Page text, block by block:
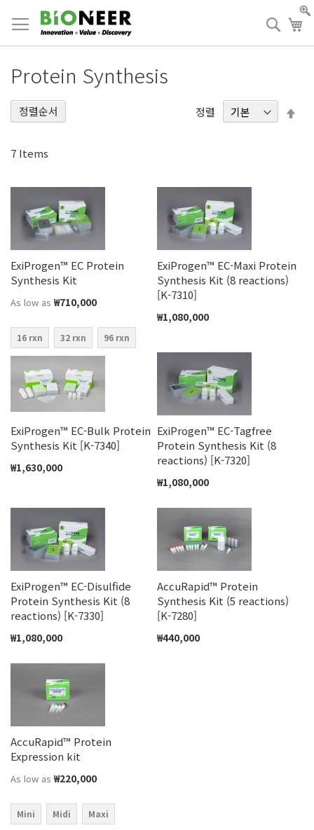
to
Content
검
색
Protein Synthesis
7 Items
정렬
ExiProgen™ EC Protein
Synthesis Kit
As low as ₩710,000
16 rxn 32 rxn 96 rxn
ExiProgen™ EC-Maxi Protein
Synthesis Kit (8 reactions)
[K-7310]
₩1,080,000
ExiProgen™ EC-Bulk Protein
Synthesis Kit [K-7340]
₩1,630,000
ExiProgen™ EC-Tagfree
Protein Synthesis Kit (8
reactions) [K-7320]
₩1,080,000
ExiProgen™ EC-Disulfide
Protein Synthesis Kit (8
reactions) [K-7330]
₩1,080,000
AccuRapid™ Protein
Synthesis Kit (5 reactions)
[K-7280]
₩440,000
AccuRapid™ Protein
Expression kit
As low as ₩220,000
Mini Midi Maxi
정렬순서